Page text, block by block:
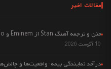
مقالات اخیر
متن و ترجمه آهنگ Stan از Eminem و Dido
10 آگوست 2026
درآمد نمایندگی بیمه: واقعیت‌ها و چالش‌ها